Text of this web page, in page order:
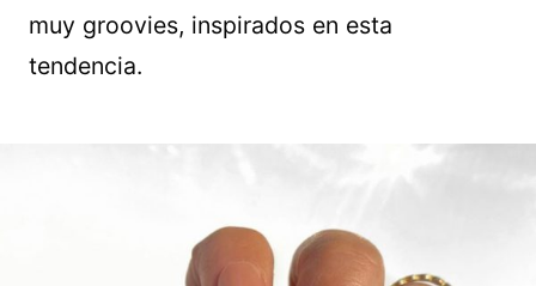
muy groovies, inspirados en esta
tendencia.